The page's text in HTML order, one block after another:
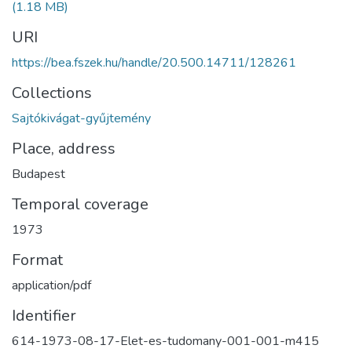
(1.18 MB)
URI
https://bea.fszek.hu/handle/20.500.14711/128261
Collections
Sajtókivágat-gyűjtemény
Place, address
Budapest
Temporal coverage
1973
Format
application/pdf
Identifier
614-1973-08-17-Elet-es-tudomany-001-001-m415